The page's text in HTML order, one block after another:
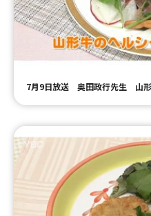
ＹＢＣオンデマンド
7月9日放送 奥田政行先生 山形